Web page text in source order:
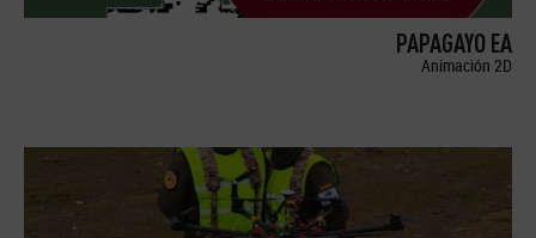
PAPAGAYO EA
Animación 2D